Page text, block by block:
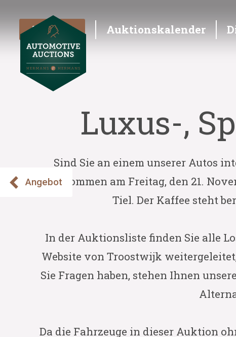
Angebot Auktionskalender
Luxus-,
Sind Sie an einem unserer Autos
willkommen am Freitag, den 21.
Tiel. Der Kaffee steht
In der Auktionsliste finden Sie alle
Website von Troostwijk
Sie Fragen haben, stehen Ihnen
Da die Fahrzeuge in dieser Auktion
Angebot